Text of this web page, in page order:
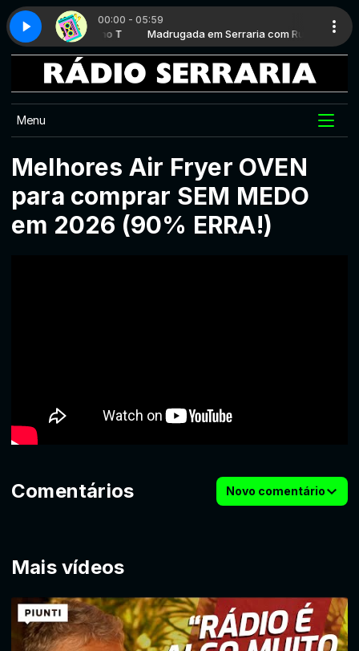
00:00 - 05:59
com Rufino T Madrugada em Serraria com Rufino T
1 Hits 80 - Parte 1
Menu
Melhores Air Fryer OVEN
para comprar SEM MEDO
em 2026 (90% ERRA!)
Mais vídeos
Comentários Novo comentário